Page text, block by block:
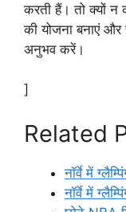
करती हैं। तो क्यों न
की योजना बनाएं और
अनुभव करें।
]
Related
नॉर्वे में
नॉर्वे में